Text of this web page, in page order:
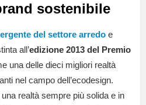
sostenibile
del settore arredo e
all’edizione 2013 del Premio
una delle dieci migliori realtà
nel campo dell’ecodesign.
realtà sempre più solida e in